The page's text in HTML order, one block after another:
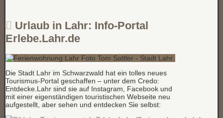
Urlaub in Lahr: Info-Portal
Erlebe.Lahr.de
Die Stadt Lahr im Schwarzwald hat ein tolles neues
Tourismus-Portal geschaffen – unter dem Credo:
Entdecke.Lahr sind sie auf Instagram, Facebook und
mit einer eigenständigen touristischen Webseite neu
aufgestellt, aber sehen und entdecken Sie selbst: